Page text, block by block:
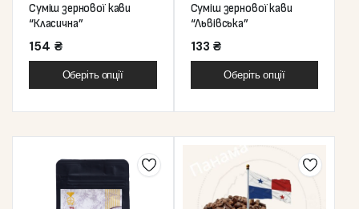
Суміш зернової кави
“Класична”
154 ₴
Оберіть опції
Суміш зернової кави
“Львівська”
133₴
Оберіть опції